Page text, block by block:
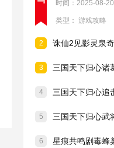
时间：2025-08-20
类型： 游戏攻略
2
3
4
5
6